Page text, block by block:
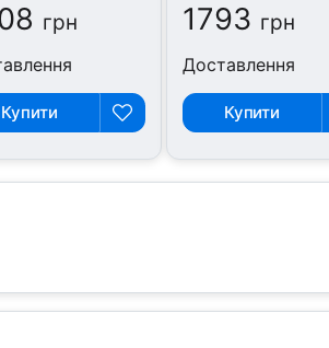
грн
Купити
1793 грн
Доставлення
Купити